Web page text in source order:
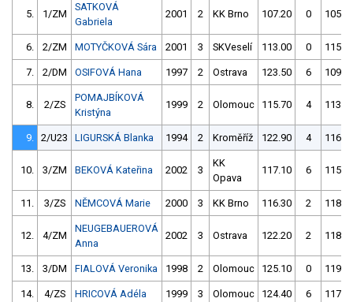
5. 1/ZM
SATKOVÁ
Gabriela
2001 2 KK Brno 107.20 0
6. 2/ZM MOTYČKOVÁ Sára 2001 3 SKVeselí 113.00 0
7. 2/DM OSIFOVÁ Hana 1997 2 Ostrava 123.50 6
8. 2/ZS
POMAJBÍKOVÁ
Kristýna
1999 2 Olomouc 115.70 4
9. 2/U23 LIGURSKÁ Blanka 1994 2 Kroměříž 122.90 4
10. 3/ZM BEKOVÁ Kateřina 2002 3
KK
Opava
117.10 6
11. 3/ZS NĚMCOVÁ Marie 2000 3 KK Brno 116.30 2
12. 4/ZM
NEUGEBAUEROVÁ
Anna
2002 3 Ostrava 122.20 2
13. 3/DM FIALOVÁ Veronika 1998 2 Olomouc 125.10 0
14. 4/ZS HRICOVÁ Adéla 1999 3 Olomouc 124.40 6